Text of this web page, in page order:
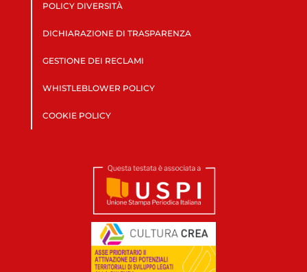
POLICY DIVERSITÀ
DICHIARAZIONE DI TRASPARENZA
GESTIONE DEI RECLAMI
WHISTLEBLOWER POLICY
COOKIE POLICY